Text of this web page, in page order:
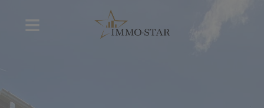
Navigated to Estimation gratuite de votre bien immobilier